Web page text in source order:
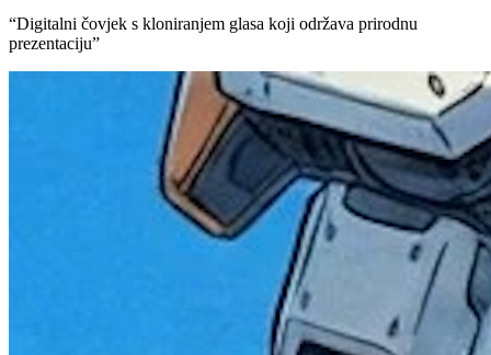
“Digitalni čovjek s kloniranjem glasa koji održava prirodnu
prezentaciju”